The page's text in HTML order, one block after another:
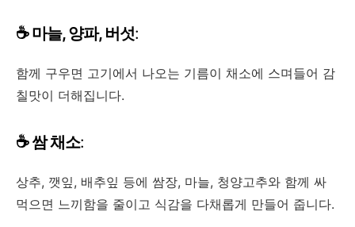
☕ 마늘, 양파, 버섯:
함께 구우면 고기에서 나오는 기름이 채소에 스며들어 감
칠맛이 더해집니다.
☕ 쌈 채소:
상추, 깻잎, 배추잎 등에 쌈장, 마늘, 청양고추와 함께 싸
먹으면 느끼함을 줄이고 식감을 다채롭게 만들어 줍니다.